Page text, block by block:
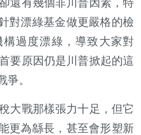
還有幾個非川普因素，特
對漂綠基金做更嚴格的檢
過度漂綠，導致大家對
要原因仍是川普掀起的這
爭。
大戰那樣張力十足，但它
更為緜長，甚至會形塑新